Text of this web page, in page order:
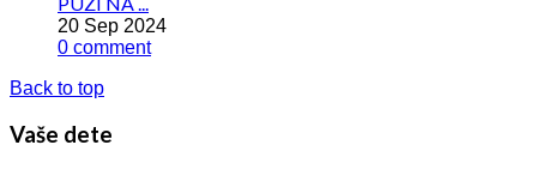
20 Sep 2024
0 comment
Back to top
Vaše dete